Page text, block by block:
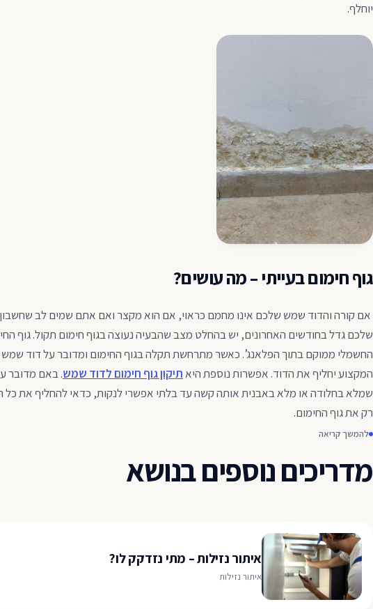
יוחלף.
גוף חימום בעייתי – מה עושים?
אם קורה והדוד שמש שלכם אינו מחמם כראוי, אם הוא מקצר ואם אתם שמים לב
שלכם גדל בחודשים האחרונים, יש בהחלט מצב שהבעיה נעוצה בגוף חימום תקול. גוף
החשמלי ממוקם בתוך הפלאנג’. כאשר מתרחשת תקלה בגוף החימום ומדובר על דוד שמש
המקצוע יחליף את הדוד. אפשרות נוספת היאתיקון גוף חימום לדוד שמש. באם מדובר
שמלא בחלודה או מלא באבנית אותה קשה עד בלתי אפשרי לנקות, כדאי להחליף את כל
רק את גוף החימום.
להמשך קריאה
מדריכים נוספים בנושא
איתור נזילות – מתי נזדקק לו?
איתור נזילות